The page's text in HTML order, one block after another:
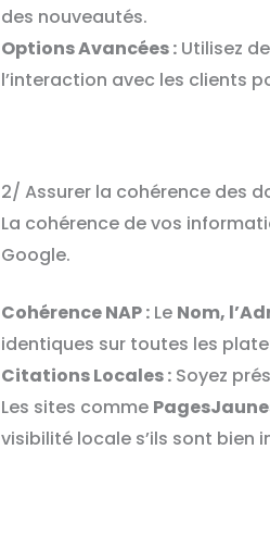
des nouveautés.
Options Avancées :Utilisez
l’interaction avec les clients
2/ Assurer la cohérence des
La cohérence de vos
Google.
Cohérence NAP :Le Nom,
identiques sur toutes les
Citations Locales :Soyez
Les sites comme
visibilité locale s’ils sont bien